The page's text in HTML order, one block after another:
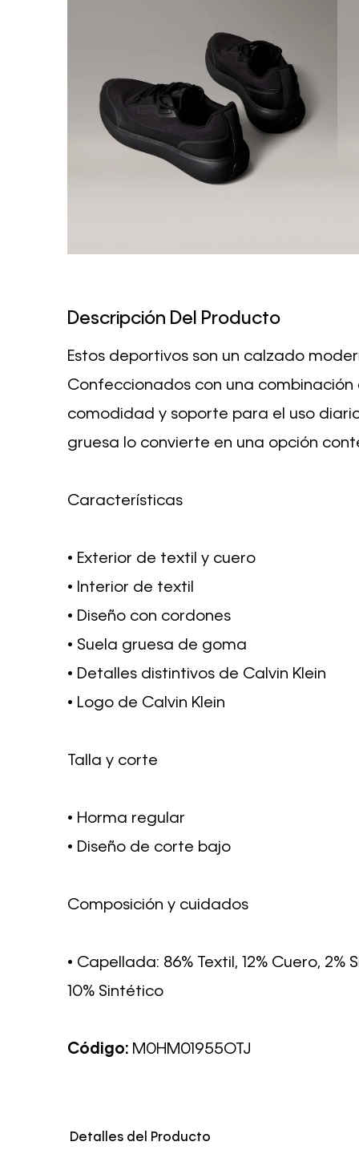
Descripción Del Producto
Estos deportivos son un calzado
Confeccionados con una
comodidad y soporte para el uso
gruesa lo convierte en una opción
Características
• Exterior de textil y cuero
• Interior de textil
• Diseño con cordones
• Suela gruesa de goma
• Detalles distintivos de Calvin Klein
• Logo de Calvin Klein
Talla y corte
• Horma regular
• Diseño de corte bajo
Composición y cuidados
• Capellada: 86% Textil, 12% Cuero,
10% Sintético
Código: M0HM01955OTJ
Detalles del Producto